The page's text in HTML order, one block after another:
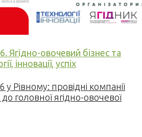
Ягідно-овочевий бізнес та
інновації, успіх
Рівному: провідні компанії
головної ягідно-овочевої